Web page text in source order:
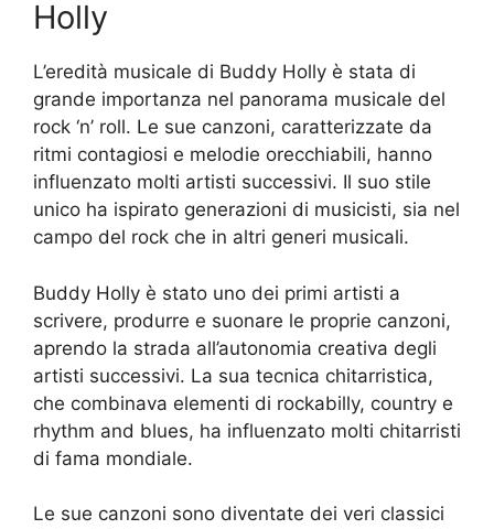
Holly
L’eredità musicale di Buddy Holly è stata di
grande importanza nel panorama musicale del
rock ‘n’ roll. Le sue canzoni, caratterizzate da
ritmi contagiosi e melodie orecchiabili, hanno
influenzato molti artisti successivi. Il suo stile
unico ha ispirato generazioni di musicisti, sia nel
campo del rock che in altri generi musicali.
Buddy Holly è stato uno dei primi artisti a
scrivere, produrre e suonare le proprie canzoni,
aprendo la strada all’autonomia creativa degli
artisti successivi. La sua tecnica chitarristica,
che combinava elementi di rockabilly, country e
rhythm and blues, ha influenzato molti chitarristi
di fama mondiale.
Le sue canzoni sono diventate dei veri classici